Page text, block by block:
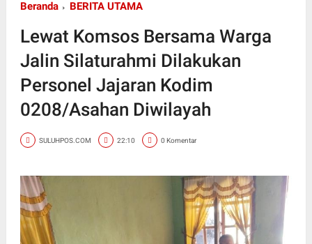
Beranda BERITA UTAMA
Lewat Komsos Bersama Warga
Jalin Silaturahmi Dilakukan
Personel Jajaran Kodim
0208/Asahan Diwilayah
SULUHPOS.COM 22:10 0 Komentar